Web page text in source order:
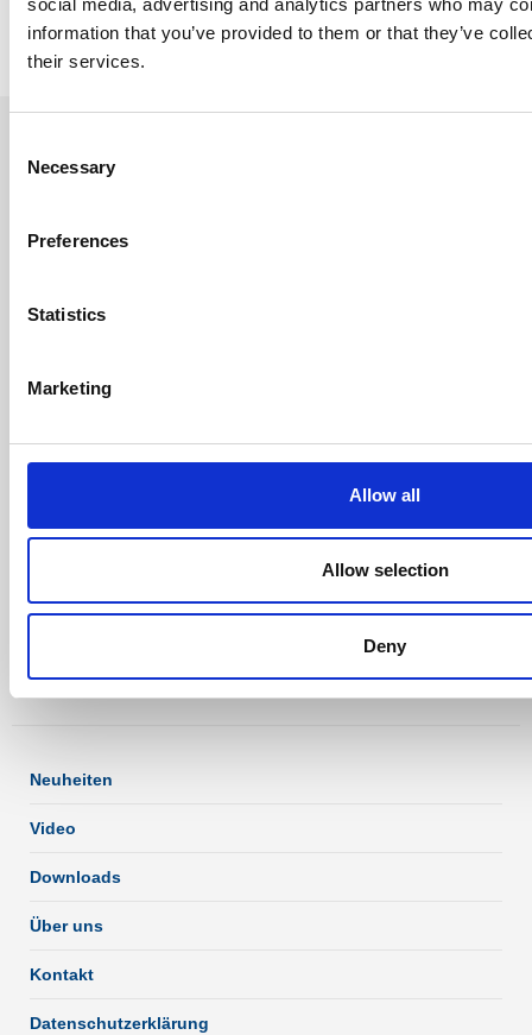
information that you’ve provided to them or that they’ve
their services.
Selection
Necessary
Preferences
Statistics
Marketing
Allow all
Allow selection
Deny
Pressentechnologie und komplette Produktionslinien.
und hergestellt.
Raadhusgade 87
Dänemark
Kontakt aufnehmen
E-mail:info@hydraulico.com
Neuheiten
Video
Downloads
Über uns
Kontakt
Datenschutzerklärung